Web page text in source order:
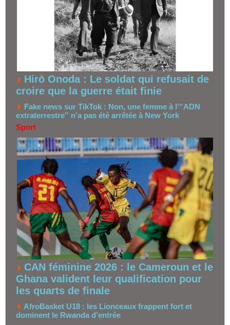
Hirō Onoda : Le soldat qui refusait de
croire que la guerre était finie
Fake news sur TikTok : Non, une femme à l’“ADN
extraterrestre” n’a pas été arrêtée à New York
Sport
CAN féminine 2026 : le Cameroun et le
Ghana valident leur qualification pour
les quarts de finale
AfroBasket U18 : les Lionceaux frappent fort et
dominent le Rwanda d’entrée